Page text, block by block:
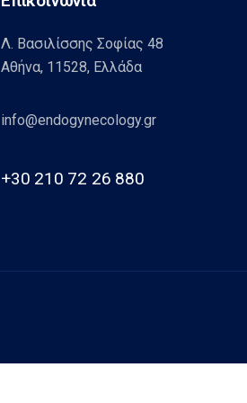
Λ. Βασιλίσσης Σοφίας 48
Αθήνα, 11528, Ελλάδα
info@endogynecology.gr
+30 210 72 26 880